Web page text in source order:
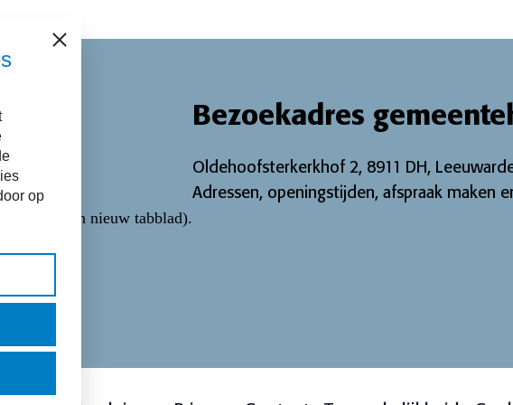
(opent in nieuw tabblad).
onze Facebook pagina
bekijk onze Twitter pagina
Bezoekadres
Oldehoofsterkerkhof 2, 8911 DH,
Adressen, openingstijden, afspraak maken
op
Sluiten